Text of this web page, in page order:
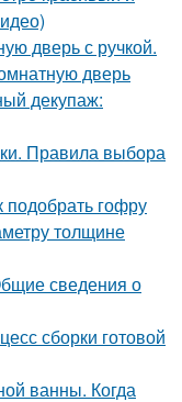
дверь с ручкой.
дверь
декупаж:
Правила выбора
подобрать гофру
толщине
сведения о
сборки готовой
ванны. Когда